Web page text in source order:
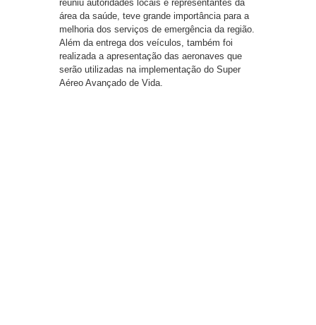
reuniu autoridades locais e representantes da
área da saúde, teve grande importância para a
melhoria dos serviços de emergência da região.
Além da entrega dos veículos, também foi
realizada a apresentação das aeronaves que
serão utilizadas na implementação do Super
Aéreo Avançado de Vida.